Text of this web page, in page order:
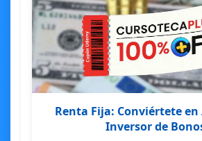
Renta Fija: Conviértete
Inversor de